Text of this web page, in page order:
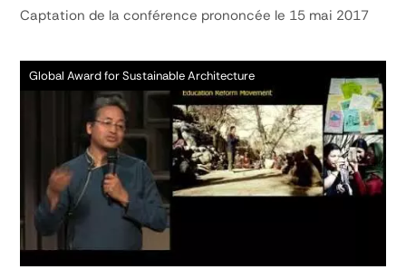
Captation de la conférence prononcée le 15 mai 2017
Global Award for Sustainable Architecture